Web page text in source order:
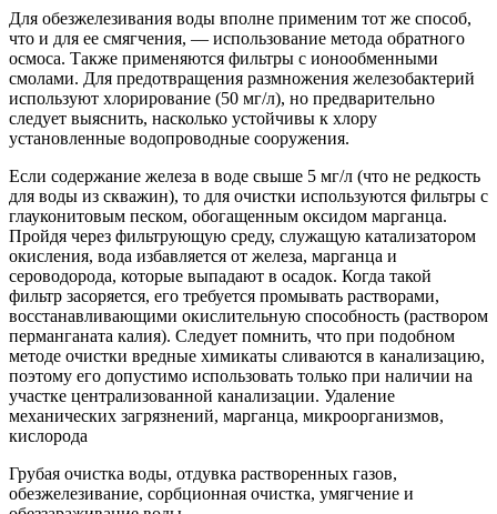
Для обезжелезивания воды вполне применим тот же способ,
что и для ее смягчения, — использование метода обратного
осмоса. Также применяются фильтры с ионообменными
смолами. Для предотвращения размножения железобактерий
используют хлорирование (50 мг/л), но предварительно
следует выяснить, насколько устойчивы к хлору
установленные водопроводные сооружения.
Если содержание железа в воде свыше 5 мг/л (что не редкость
для воды из скважин), то для очистки используются фильтры с
глауконитовым песком, обогащенным оксидом марганца.
Пройдя через фильтрующую среду, служащую катализатором
окисления, вода избавляется от железа, марганца и
сероводорода, которые выпадают в осадок. Когда такой
фильтр засоряется, его требуется промывать растворами,
восстанавливающими окислительную способность (раствором
перманганата калия). Следует помнить, что при подобном
методе очистки вредные химикаты сливаются в канализацию,
поэтому его допустимо использовать только при наличии на
участке централизованной канализации. Удаление
механических загрязнений, марганца, микроорганизмов,
кислорода
Грубая очистка воды, отдувка растворенных газов,
обезжелезивание, сорбционная очистка, умягчение и